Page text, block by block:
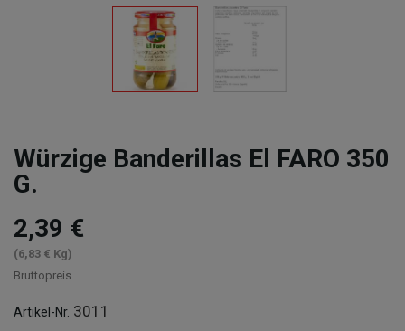
Würzige Banderillas El FARO 350
G.
2,39 €
(6,83 € Kg)
Bruttopreis
Artikel-Nr. 3011